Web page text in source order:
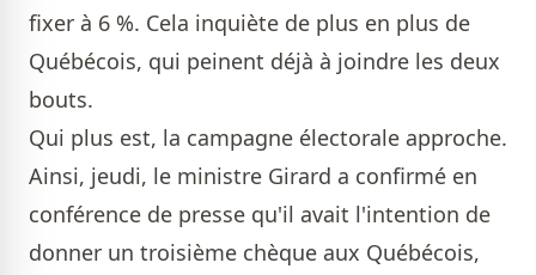
fixer à 6 %. Cela inquiète de plus en plus de
Québécois, qui peinent déjà à joindre les deux
bouts.
Qui plus est, la campagne électorale approche.
Ainsi, jeudi, le ministre Girard a confirmé en
conférence de presse qu'il avait l'intention de
donner un troisième chèque aux Québécois,